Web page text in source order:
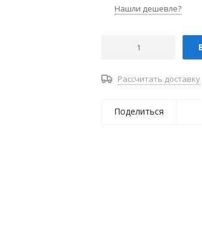
Нашли дешевле?
Рассчитать доставку
Поделиться